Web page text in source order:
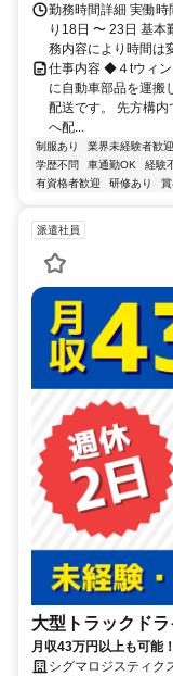
勤務時間詳細 実働
り18日 〜 23日 基
務内容により時間は
仕事内容 ◆４tウィン
に自動車部品を運搬
配送です。 先方構
へ配...
制服あり 業界未経験者歓迎
学歴不問
車通勤OK 経験
有資格者歓迎
研修あり 賞
派遣社員
大型トラックド
月収43万円以上も可能
シグマロジスティ